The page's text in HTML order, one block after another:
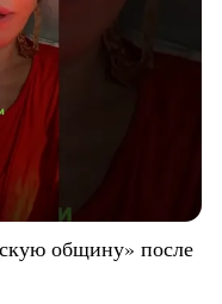
общину» после